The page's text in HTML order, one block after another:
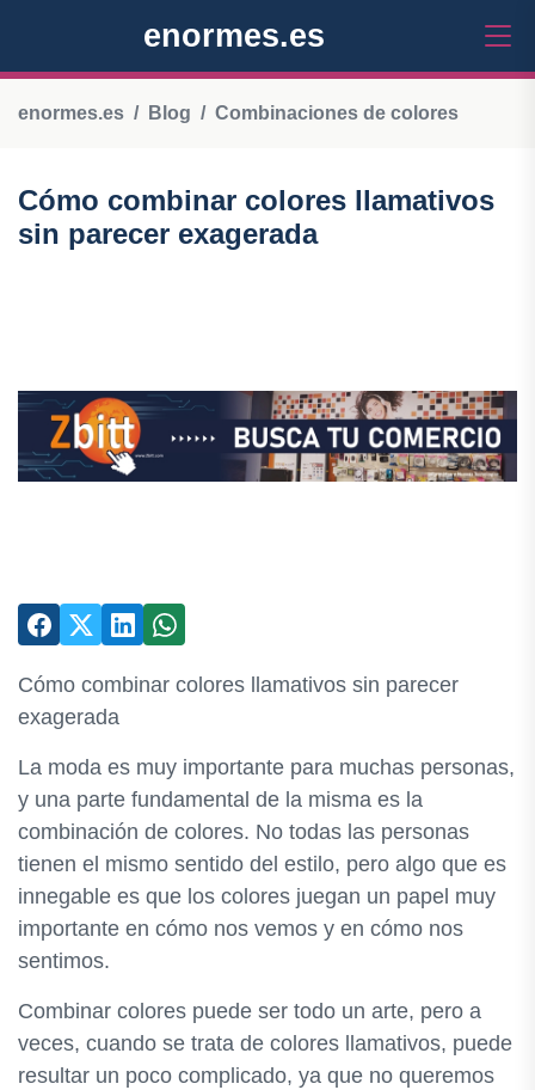
enormes.es
enormes.es Blog Combinaciones de colores
Cómo combinar colores llamativos
sin parecer exagerada
Cómo combinar colores llamativos sin parecer
exagerada
La moda es muy importante para muchas personas,
y una parte fundamental de la misma es la
combinación de colores. No todas las personas
tienen el mismo sentido del estilo, pero algo que es
innegable es que los colores juegan un papel muy
importante en cómo nos vemos y en cómo nos
sentimos.
Combinar colores puede ser todo un arte, pero a
veces, cuando se trata de colores llamativos, puede
resultar un poco complicado, ya que no queremos